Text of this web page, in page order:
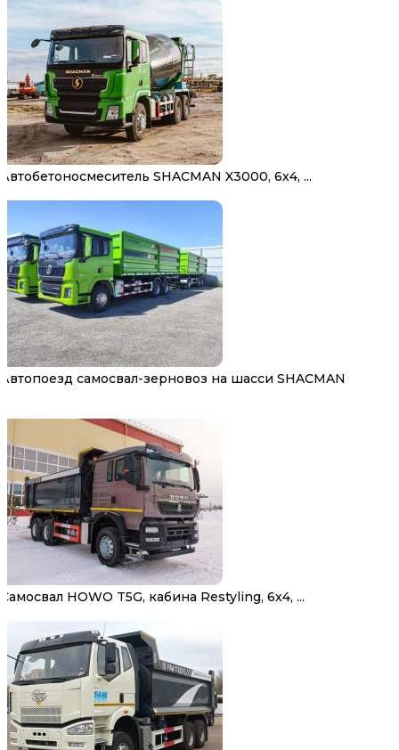
Автобетоносмеситель SHACMAN X3000, 6х4, ...
Автопоезд самосвал-зерновоз на шасси SHACMAN
Самосвал HOWO T5G, кабина Restyling, 6х4, ...